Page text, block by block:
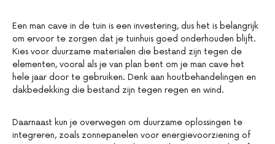
Een man cave in de tuin is een investering, dus het is belangrijk
om ervoor te zorgen dat je tuinhuis goed onderhouden blijft.
Kies voor duurzame materialen die bestand zijn tegen de
elementen, vooral als je van plan bent om je man cave het
hele jaar door te gebruiken. Denk aan houtbehandelingen en
dakbedekking die bestand zijn tegen regen en wind.
Daarnaast kun je overwegen om duurzame oplossingen te
integreren, zoals zonnepanelen voor energievoorziening of